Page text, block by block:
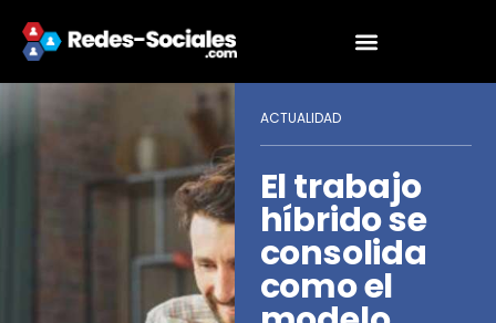
ACTUALIDAD
El trabajo
híbrido se
consolida
como el